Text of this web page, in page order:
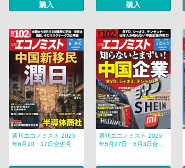
購入 購入
週刊エコノミスト 2025
年6月10・17日合併号
週刊エコノミスト 2025
年5月27日・6月3日合...